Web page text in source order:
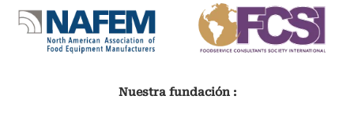
Nuestra fundación :